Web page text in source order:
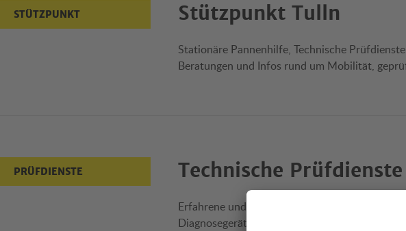
STÜTZPUNKT Stützpunkt Tulln
Stationäre Pannenhilfe, Technische
Beratungen und Infos rund um Mobilität,
PRÜFDIENSTE Technische Prüfdienste
Erfahrene und hoch qualifizierte ÖAMTC-
Diagnosegeräten.